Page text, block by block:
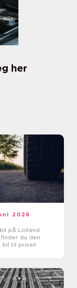
her
2026
på Lolland:
du den
bil til prisen